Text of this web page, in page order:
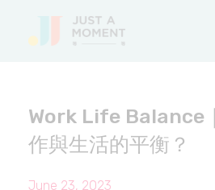
Work Life Balance
作與生活的平衡？
June 23, 2023